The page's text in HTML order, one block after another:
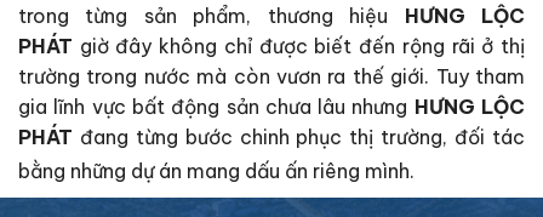
trong từng sản phẩm, thương hiệu HƯNG LỘC
PHÁT giờ đây không chỉ được biết đến rộng rãi ở thị
trường trong nước mà còn vươn ra thế giới. Tuy tham
gia lĩnh vực bất động sản chưa lâu nhưng HƯNG LỘC
PHÁT đang từng bước chinh phục thị trường, đối tác
bằng những dự án mang dấu ấn riêng mình.